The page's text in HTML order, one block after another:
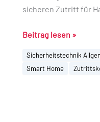
sicheren Zutritt für
Beitrag lesen »
Sicherheitstechnik
Smart Home